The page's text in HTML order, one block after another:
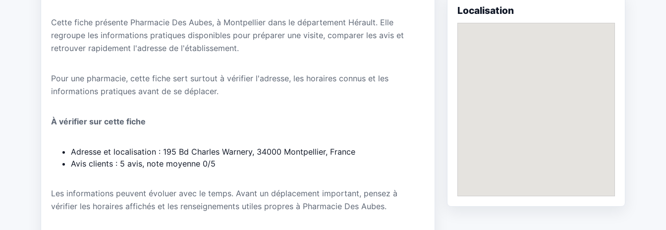
Cette fiche présente Pharmacie Des Aubes, à Montpellier dans le département Hérault. Elle
regroupe les informations pratiques disponibles pour préparer une visite, comparer les avis et
retrouver rapidement l'adresse de l'établissement.
Pour une pharmacie, cette fiche sert surtout à vérifier l'adresse, les horaires connus et les
informations pratiques avant de se déplacer.
À vérifier sur cette fiche
Adresse et localisation : 195 Bd Charles Warnery, 34000 Montpellier, France
Avis clients : 5 avis, note moyenne 0/5
Les informations peuvent évoluer avec le temps. Avant un déplacement important, pensez à
vérifier les horaires affichés et les renseignements utiles propres à Pharmacie Des Aubes.
Localisation